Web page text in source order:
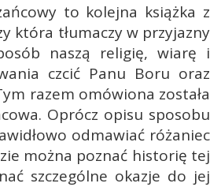
to kolejna książka z
która tłumaczy w przyjazny
naszą religię, wiarę i
czcić Panu Boru oraz
razem omówiona została
Oprócz opisu sposobu
odmawiać różaniec
można poznać historię tej
szczególne okazje do jej